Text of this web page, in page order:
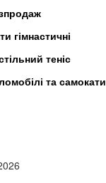
гімнастичні
теніс
та самокати